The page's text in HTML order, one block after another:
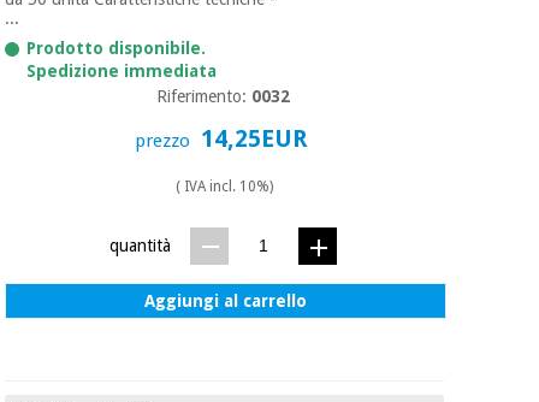
...
Prodotto disponibile.
Spedizione immediata
Riferimento: 0032
prezzo 14,25EUR
( IVA incl. 10%)
quantità
Aggiungi al carrello